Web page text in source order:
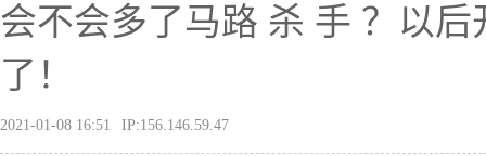
会不会多了马路 杀 手 ？以
了！
2021-01-08 16:51 IP:156.146.59.47